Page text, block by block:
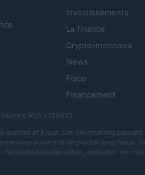
Investissements
La finance
Crypto-monnaies
News
Fisco
Financement
REA 2729933
et à jour. Ces informations
ou un site de produit spécifique.
l'évaluation des offres, consultez les